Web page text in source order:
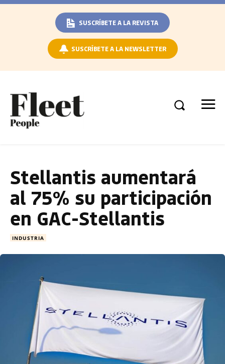
SUSCRÍBETE A LA REVISTA
SUSCRÍBETE A LA NEWSLETTER
Stellantis aumentará
al 75% su participación
en GAC-Stellantis
INDUSTRIA